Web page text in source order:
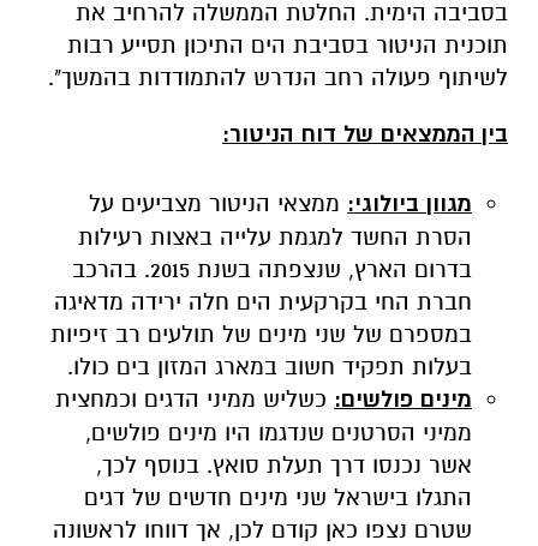
בסביבה הימית. החלטת הממשלה להרחיב את
תוכנית הניטור בסביבת הים התיכון תסייע רבות
לשיתוף פעולה רחב הנדרש להתמודדות בהמשך".
בין הממצאים של דוח הניטור:
מגוון ביולוגי: ממצאי הניטור מצביעים על
הסרת החשד למגמת עלייה באצות רעילות
בדרום הארץ, שנצפתה בשנת 2015. בהרכב
חברת החי בקרקעית הים חלה ירידה מדאיגה
במספרם של שני מינים של תולעים רב זיפיות
בעלות תפקיד חשוב במארג המזון בים כולו.
מינים פולשים: כשליש ממיני הדגים וכמחצית
ממיני הסרטנים שנדגמו היו מינים פולשים,
אשר נכנסו דרך תעלת סואץ. בנוסף לכך,
התגלו בישראל שני מינים חדשים של דגים
שטרם נצפו כאן קודם לכן, אך דווחו לראשונה